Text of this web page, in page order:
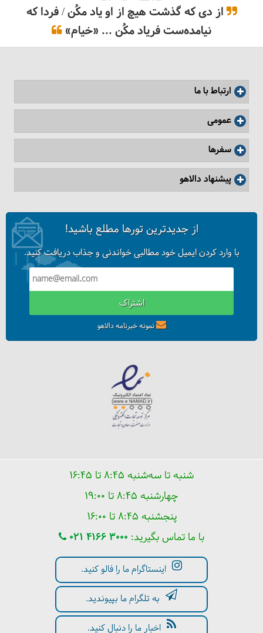
از دی که گذشت هیچ از او یاد مکُن / فردا که
نیامده‌ست فریاد مکُن ... «خیام»
ارتباط با ما
عمومی
سفرها
پیشنهاد دالاهو
از جدیدترین تورها مطلع باشید!
با وارد کردن ایمیل خود مطالبی خواندنی و جذاب دریافت کنید.
اشتراک
نمونه خبرنامه دالاهو
شنبه تا سه‌شنبه ۸:۴۵ تا ۱۶:۴۵
چهارشنبه ۸:۴۵ تا ۱۹:۰۰
پنجشنبه ۸:۴۵ تا ۱۶:۰۰
با ما تماس بگیرید: 021 4166 3000
اینستاگرام ما را فالو کنید.
به تلگرام ما بپیوندید.
اخبار ما را دنبال کنید.